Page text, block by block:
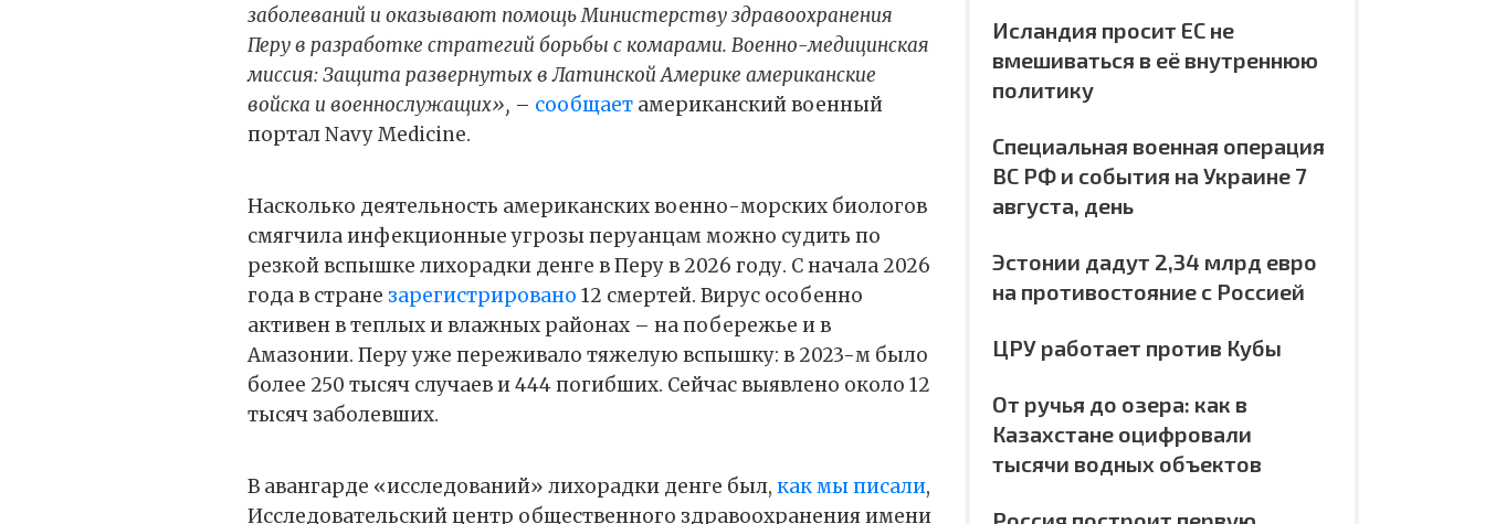
заболеваний и оказывают помощь Министерству здравоохранения
Перу в разработке стратегий борьбы с комарами. Военно-медицинская
миссия: Защита развернутых в Латинской Америке американские
войска и военнослужащих», – сообщает американский военный
портал Navy Medicine.
Насколько деятельность американских военно-морских биологов
смягчила инфекционные угрозы перуанцам можно судить по
резкой вспышке лихорадки денге в Перу в 2026 году. С начала 2026
года в стране зарегистрировано 12 смертей. Вирус особенно
активен в теплых и влажных районах – на побережье и в
Амазонии. Перу уже переживало тяжелую вспышку: в 2023-м было
более 250 тысяч случаев и 444 погибших. Сейчас выявлено около 12
тысяч заболевших.
В авангарде «исследований» лихорадки денге был, как мы писали,
Исследовательский центр общественного здравоохранения имени
Исландия просит ЕС не
вмешиваться в её внутреннюю
политику
Специальная военная операция
ВС РФ и события на Украине 7
августа, день
Эстонии дадут 2,34 млрд евро
на противостояние с Россией
ЦРУ работает против Кубы
От ручья до озера: как в
Казахстане оцифровали
тысячи водных объектов